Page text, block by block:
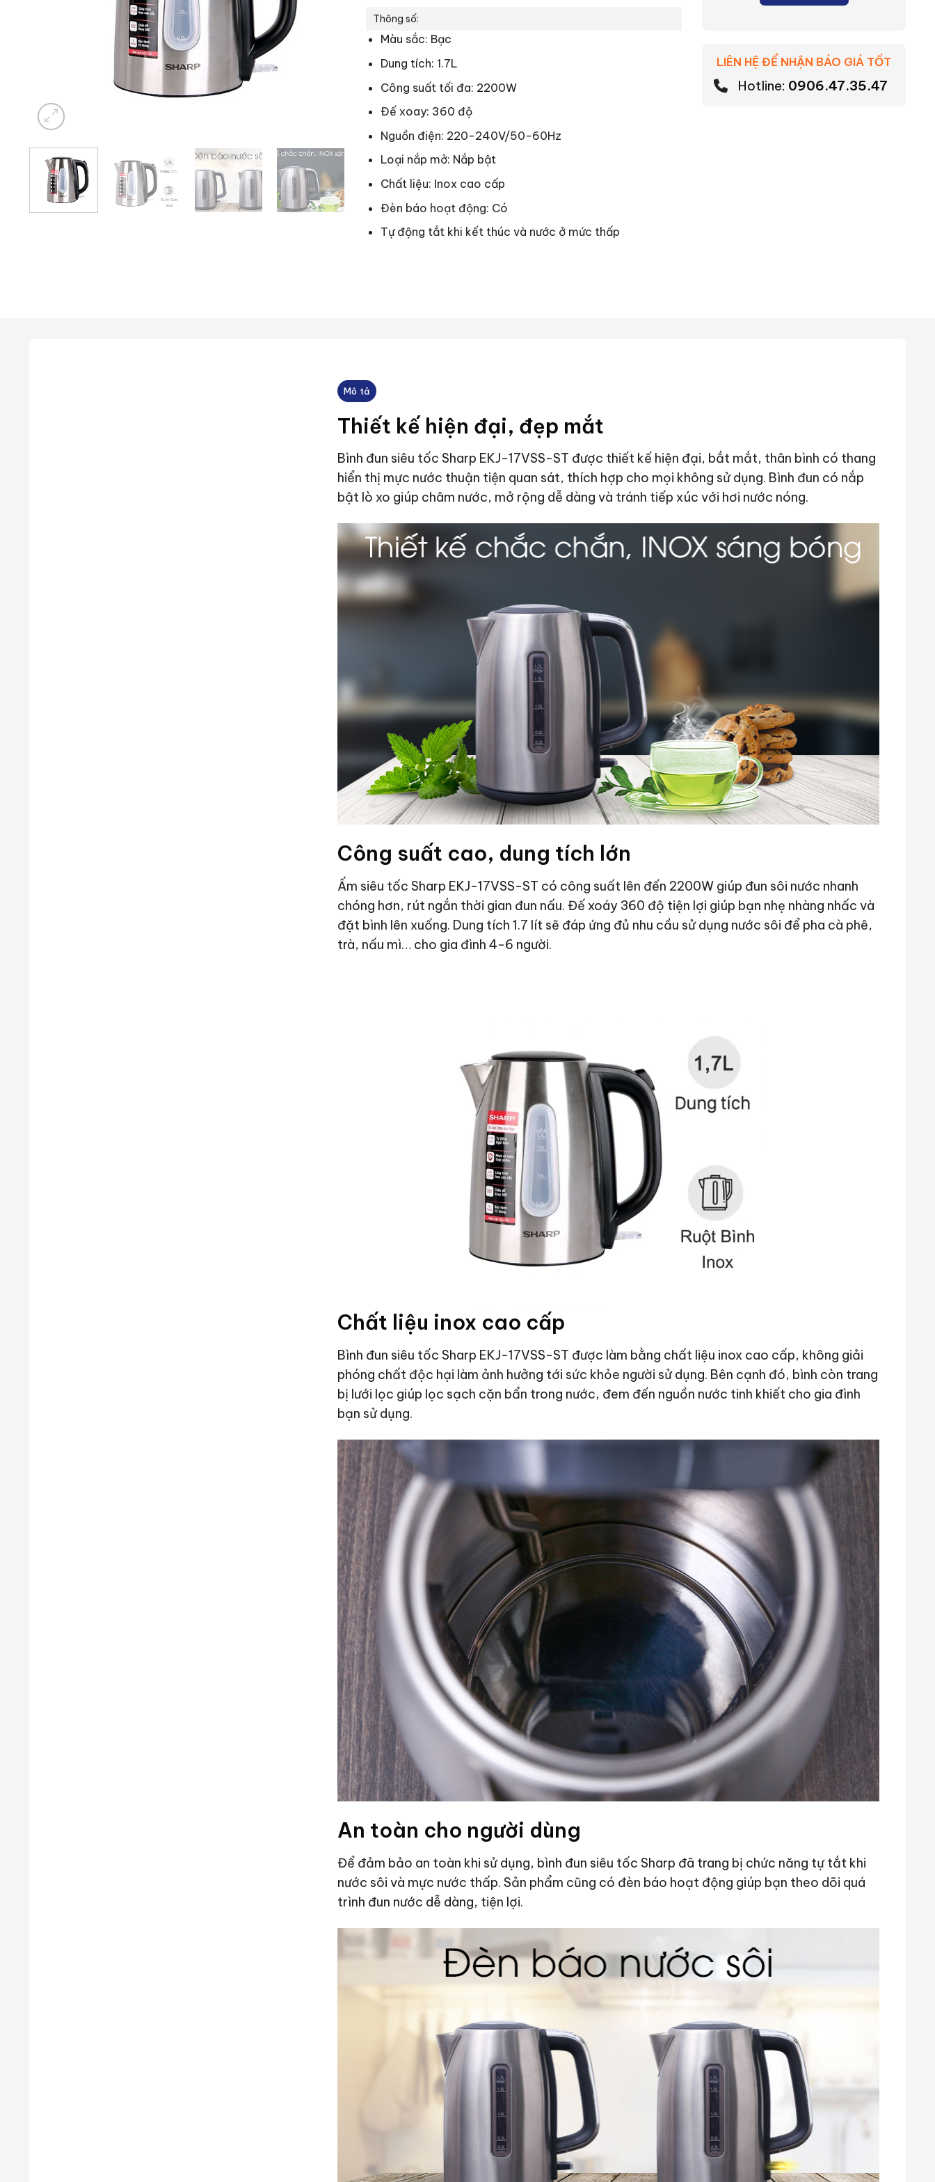
Thông số:
Màu sắc: Bạc
Dung tích: 1.7L
Công suất tối đa: 2200W
Đế xoay: 360 độ
Nguồn điện: 220-240V/50-60Hz
Loại nắp mở: Nắp bật
Chất liệu: Inox cao cấp
Đèn báo hoạt động: Có
Tự động tắt khi kết thúc và nước ở mức thấp
LIÊN HỆ ĐỂ NHẬN BÁO GIÁ TỐT
Hotline: 0906.47.35.47
Mô tả
Thiết kế hiện đại, đẹp mắt
Bình đun siêu tốc Sharp EKJ-17VSS-ST được thiết kế hiện đại, bắt mắt, thân bình có thang
hiển thị mực nước thuận tiện quan sát, thích hợp cho mọi không sử dụng. Bình đun có nắp
bật lò xo giúp châm nước, mở rộng dễ dàng và tránh tiếp xúc với hơi nước nóng.
Công suất cao, dung tích lớn
Ấm siêu tốc Sharp EKJ-17VSS-ST có công suất lên đến 2200W giúp đun sôi nước nhanh
chóng hơn, rút ngắn thời gian đun nấu. Đế xoáy 360 độ tiện lợi giúp bạn nhẹ nhàng nhấc và
đặt bình lên xuống. Dung tích 1.7 lít sẽ đáp ứng đủ nhu cầu sử dụng nước sôi để pha cà phê,
trà, nấu mì… cho gia đình 4-6 người.
Chất liệu inox cao cấp
Bình đun siêu tốc Sharp EKJ-17VSS-ST được làm bằng chất liệu inox cao cấp, không giải
phóng chất độc hại làm ảnh hưởng tới sức khỏe người sử dụng. Bên cạnh đó, bình còn trang
bị lưới lọc giúp lọc sạch cặn bẩn trong nước, đem đến nguồn nước tinh khiết cho gia đình
bạn sử dụng.
An toàn cho người dùng
Để đảm bảo an toàn khi sử dụng, bình đun siêu tốc Sharp đã trang bị chức năng tự tắt khi
nước sôi và mực nước thấp. Sản phẩm cũng có đèn báo hoạt động giúp bạn theo dõi quá
trình đun nước dễ dàng, tiện lợi.